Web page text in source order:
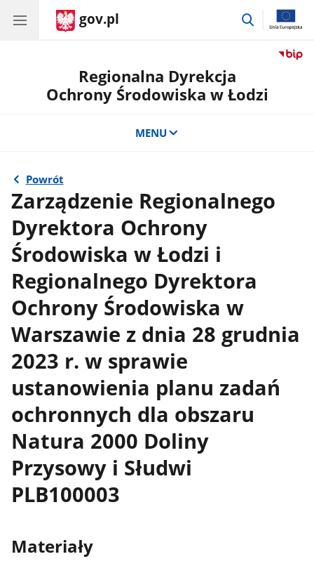
gov.pl
przejdź
Regionalna Dyrekcja
Ochrony Środowiska w Łodzi
MENU
Powrót
Zarządzenie Regionalnego
Dyrektora Ochrony
Środowiska w Łodzi i
Regionalnego Dyrektora
Ochrony Środowiska w
Warszawie z dnia 28 grudnia
2023 r. w sprawie
ustanowienia planu zadań
ochronnych dla obszaru
Natura 2000 Doliny
Przysowy i Słudwi
PLB100003
Materiały